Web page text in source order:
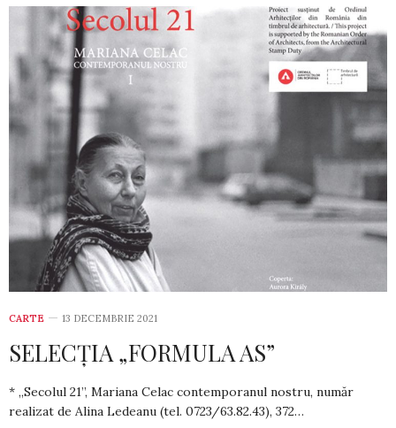
CARTE 13 DECEMBRIE 2021
SELECȚIA „FORMULA AS”
* „Secolul 21”, Mariana Celac con­tem­po­ra­nul nostru, număr
realizat de Alina Ledeanu (tel. 0723/63.82.43), 372…